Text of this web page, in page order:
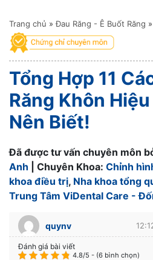
Trang chủ »Đau Răng - Ê Buốt Răng »
Tổng Hợp 11
Răng Khôn
Nên Biết!
Đã được tư vấn chuyên môn
Anh | Chuyên Khoa: Chỉnh
khoa điều trị, Nha khoa tổng
Trung Tâm ViDental Care -
quynv
Đánh giá bài viết
4.8/5 - (6 bình chọn)